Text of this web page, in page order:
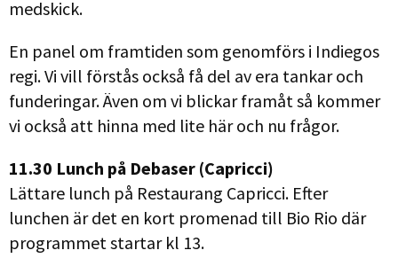
medskick.
En panel om framtiden som genomförs i Indiegos
regi. Vi vill förstås också få del av era tankar och
funderingar. Även om vi blickar framåt så kommer
vi också att hinna med lite här och nu frågor.
11.30 Lunch på Debaser (Capricci)
Lättare lunch på Restaurang Capricci. Efter
lunchen är det en kort promenad till Bio Rio där
programmet startar kl 13.